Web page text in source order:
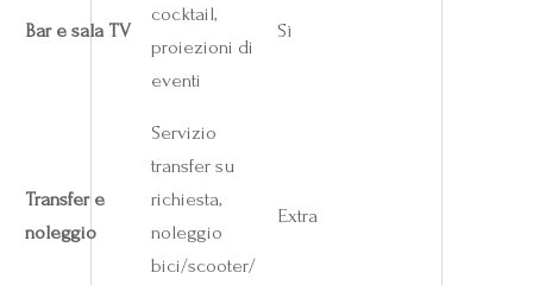
Bar e sala TV
cocktail,
proiezioni di
eventi
Sì
Transfer e
noleggio
Servizio
transfer su
richiesta,
noleggio
bici/scooter/
Extra